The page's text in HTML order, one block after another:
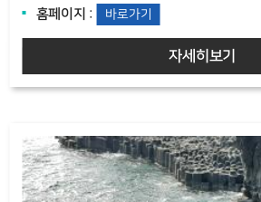
홈페이지 : 바로가기
자세히보기